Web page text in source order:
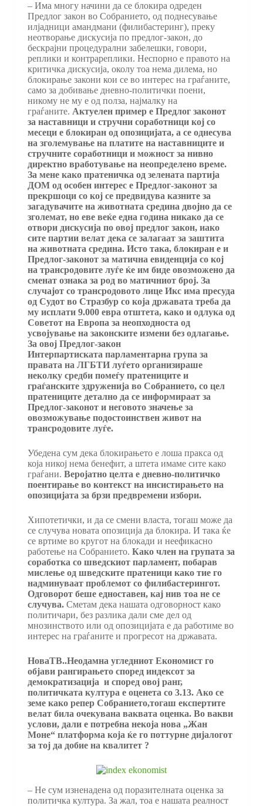
– Има многу начини да се блокира одреден
Предлог закон во Собранието, од поднесување
илјадници амандмани (филибастеринг), преку
неотворање дискусија по предлог-закон, до
бескрајни процедурални забелешки, говори,
реплики и контрареплики. Неспорно е правото на
критичка дискусија, околу тоа нема дилема, но
блокирање закони кои се во интерес на граѓаните,
само за добивање дневно-политички поени,
никому не му е од полза, најмалку на
граѓаните. Актуелен пример е Предлог законот
за наставници и стручни соработници кој со
месеци е блокиран од опозицијата, а се однесува
на зголемување на платите на наставниците и
стручните соработници и можност за нивно
директно вработување на неопределено време.
За мене како пратеничка од зелената партија
ДОМ од особен интерес е Предлог-законот за
прекршоци со кој се предвидува казните за
загадувачите на животната средина двојно да се
зголемат, но еве веќе една година никако да се
отвори дискусија по овој предлог закон, иако
сите партии велат дека се залагаат за заштита
на животната средина. Исто така, блокиран е и
Предлог-законот за матична евиденција со кој
на трансродовите луѓе ќе им биде овозможено да
сменат ознака за род во матичниот број. За
случајот со трансродовото лице Икс има пресуда
од Судот во Стразбур со која државата треба да
му исплати 9.000 евра отштета, како и одлука од
Советот на Европа за неопходноста од
усвојување на законските измени без одлагање.
За овој Предлог-закон
Интерпартиската парламентарна група за
правата на ЛГБТИ луѓето организираше
неколку средби помеѓу пратениците и
граѓанските здруженија во Собранието, со цел
пратениците детално да се информираат за
Предлог-законот и неговото значење за
овозможување подостоинствен живот на
трансродовите луѓе.
Убедена сум дека блокирањето е лоша пракса од
која никој нема бенефит, а штета имаме сите како
граѓани. Веројатно целта е дневно-политичко
поентирање во контекст на инсистирањето на
опозицијата за брзи предвремени избори.
Хипотетички, и да се смени власта, тогаш може да
се случува новата опозиција да блокира. И така ќе
се вртиме во кругот на блокади и неефикасно
работење на Собранието. Како член на групата за
соработка со шведскиот парламент, побарав
мислење од шведските пратеници како тие го
надминуваат проблемот со филибастерингот.
Одговорот беше едноставен, кај нив тоа не се
случува. Сметам дека нашата одговорност како
политичари, без разлика дали сме дел од
мнозинството или од опозицијата е да работиме во
интерес на граѓаните и прогресот на државата.
НоваТВ..Неодамна угледниот Економист го
објави рангирањето според индексот за
демократизација и според овој ранг,
политичката култура е оценета со 3.13. Ако се
земе како репер Собранието,тогаш експертите
велат била очекувана ваквата оценка. Во вакви
услови, дали е потребна некоја нова „Жан
Моне“ платформа која ќе го поттурне дијалогот
за тој да добие на квалитет ?
– Не сум изненадена од поразителната оценка за
политичка култура. За жал, тоа е нашата реалност